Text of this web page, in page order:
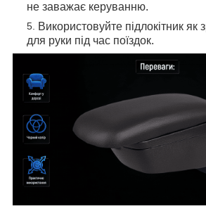
не заважає керуванню.
Використовуйте підлокітник як
для руки під час поїздок.